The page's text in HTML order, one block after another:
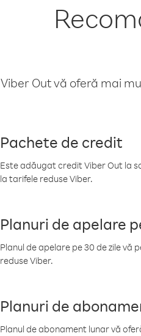
Viber Out vă oferă mai
Pachete de credit
Este adăugat credit Viber Out la
la tarifele reduse Viber.
Planuri de apelare
Planul de apelare pe 30 de zile
reduse Viber.
Planuri de
Planul de abonament lunar vă